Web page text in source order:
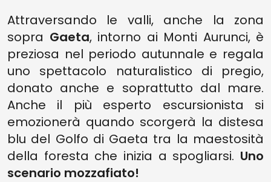
Attraversando le valli, anche la zona
sopra Gaeta, intorno ai Monti Aurunci, è
preziosa nel periodo autunnale e regala
uno spettacolo naturalistico di pregio,
donato anche e soprattutto dal mare.
Anche il più esperto escursionista si
emozionerà quando scorgerà la distesa
blu del Golfo di Gaeta tra la maestosità
della foresta che inizia a spogliarsi. Uno
scenario mozzafiato!